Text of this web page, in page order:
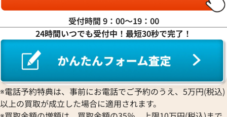
受付時間 9：00〜19：00
24時間いつでも受付中！最短30秒で完了！
※電話予約特典は、事前にお電話でご予約のうえ、5万円(税込)
以上の買取が成立した場合に適用されます。